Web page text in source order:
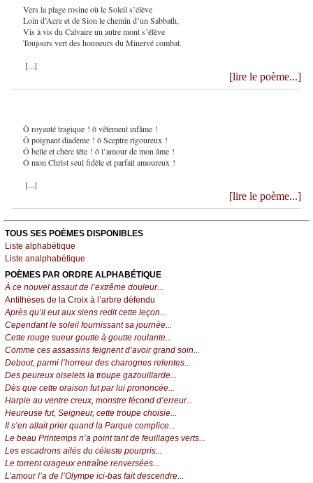
Vers la plage rosine où le Soleil s’élève
Loin d’Acre et de Sion le chemin d’un Sabbath,
Vis à vis du Calvaire un autre mont s’élève
Toujours vert des honneurs du Minervé combat.
[...]
[lire le poème...]
Ô royauté tragique ! ô vêtement infâme !
Ô poignant diadème ! ô Sceptre rigoureux !
Ô belle et chère tête ! ô l’amour de mon âme !
Ô mon Christ seul fidèle et parfait amoureux !
[...]
[lire le poème...]
TOUS SES POÈMES DISPONIBLES
Liste alphabétique
Liste analphabétique
POÈMES PAR ORDRE ALPHABÉTIQUE
À ce nouvel assaut de l’extrême douleur...
Antithèses de la Croix à l’arbre défendu
Après qu’il eut aux siens redit cette leçon...
Cependant le soleil fournissant sa journée...
Cette rouge sueur goutte à goutte roulante...
Comme ces assassins feignent d’avoir grand soin...
Debout, parmi l’horreur des charognes relentes...
Des peureux oiselets la troupe gazouillarde...
Dès que cette oraison fut par lui prononcée...
Harpie au ventre creux, monstre fécond d’erreur...
Heureuse fut, Seigneur, cette troupe choisie...
Il s’en allait prier quand la Parque complice...
Le beau Printemps n’a point tant de feuillages verts...
Les escadrons ailés du céleste pourpris...
Le torrent orageux entraîne renversées...
L’amour l’a de l’Olympe ici-bas fait descendre...